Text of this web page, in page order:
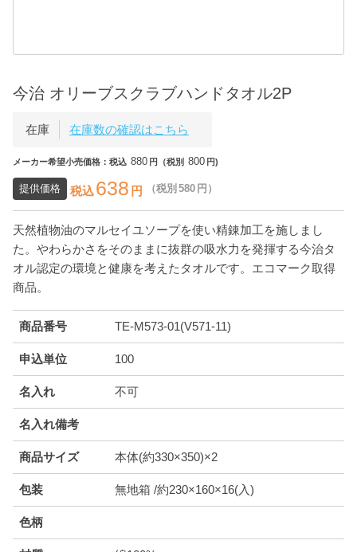
今治 オリーブスクラブハンドタオル2P
在庫 在庫数の確認はこちら
メーカー希望小売価格：税込 880 円（税別 800 円)
提供価格 税込638 円 （税別 580 円）
天然植物油のマルセイユソープを使い精錬加工を施しまし
た。やわらかさをそのままに抜群の吸水力を発揮する今治タ
オル認定の環境と健康を考えたタオルです。エコマーク取得
商品。
商品番号 TE-M573-01(V571-11)
申込単位 100
名入れ 不可
名入れ備考
商品サイズ 本体(約330×350)×2
包装 無地箱 /約230×160×16(入)
色柄